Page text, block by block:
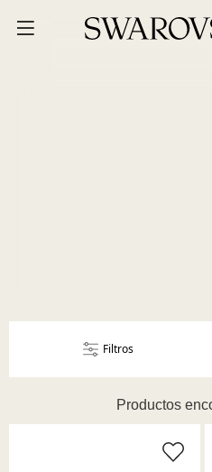
Productos
Ordenar por
Fecha de lanzamiento
Filtros